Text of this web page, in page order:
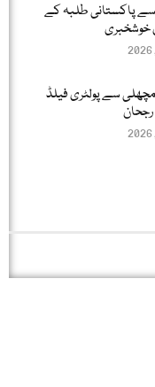
پاکستانی طلبہ کے
خوشخبری
سے پولٹری فیلڈ
رجحان